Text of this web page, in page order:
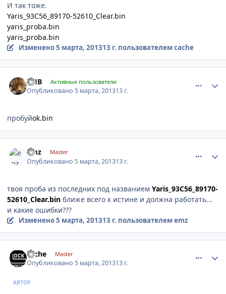
И так тоже.
Yaris_93C56_89170-52610_Clear.bin
yaris_proba.bin
yaris_proba.bin
Изменено5 марта, 201313 г. пользователем cache
AHB Активные пользователи
Опубликовано 5 марта, 201313 г.
пробуйok.bin
emz Master
Опубликовано 5 марта, 201313 г.
твоя проба из последних под названием Yaris_93C56_89170-
52610_Clear.bin ближе всего к истине и должна работать...
и какие ошибки???
Изменено5 марта, 201313 г. пользователем emz
cache Master
Опубликовано 5 марта, 201313 г.
АВТОР